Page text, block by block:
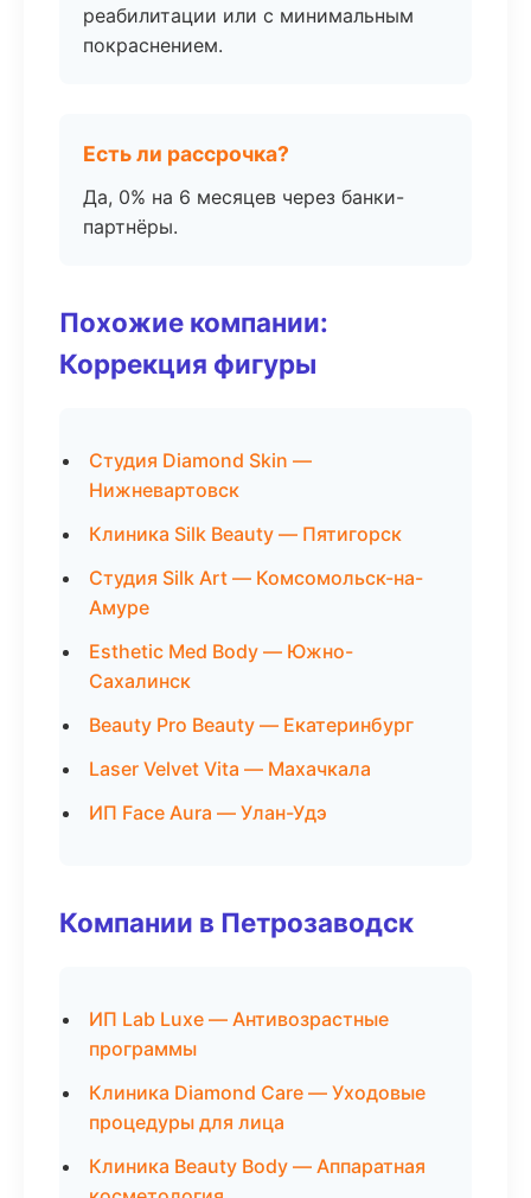
реабилитации или с минимальным
покраснением.
Есть ли рассрочка?
Да, 0% на 6 месяцев через банки-
партнёры.
Похожие компании:
Коррекция фигуры
Студия Diamond Skin —
Нижневартовск
Клиника Silk Beauty — Пятигорск
Студия Silk Art — Комсомольск-на-
Амуре
Esthetic Med Body — Южно-
Сахалинск
Beauty Pro Beauty — Екатеринбург
Laser Velvet Vita — Махачкала
ИП Face Aura — Улан-Удэ
Компании в Петрозаводск
ИП Lab Luxe — Антивозрастные
программы
Клиника Diamond Care — Уходовые
процедуры для лица
Клиника Beauty Body — Аппаратная